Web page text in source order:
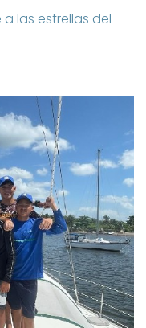
las estrellas del